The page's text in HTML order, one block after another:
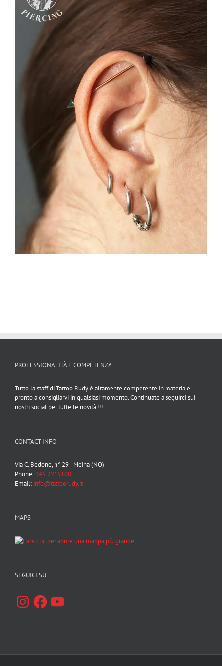
PROFESSIONALITÀ E COMPETENZA
Tutto la staff di Tattoo Rudy è altamente competente in materia e
pronto a consigliarvi in qualsiasi momento. Continuate a seguirci sui
nostri social per tutte le novità !!!
CONTACT INFO
Via C. Bedone, n° 29 - Meina (NO)
Phone: 345 2215108
Email: info@tattoorudy.it
MAPS
SEGUICI SU:
InstagramFacebookYouTube